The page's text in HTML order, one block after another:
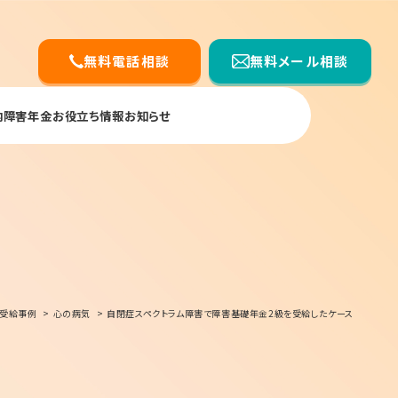
無料電話相談 無料メール相談
障害年金お役立ち情報お知らせ
給事例 心の病気 自閉症スペクトラム障害で障害基礎年金2級を受給したケース